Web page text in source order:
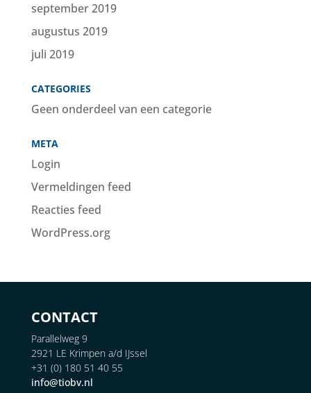
september 2019
augustus 2019
juli 2019
CATEGORIES
Geen onderdeel van een categorie
META
Login
Vermeldingen feed
Reacties feed
WordPress.org
CONTACT
Parallelweg 9
2921 LE Krimpen a/d IJssel
+31 (0) 180 51 40 55
info@tiobv.nl